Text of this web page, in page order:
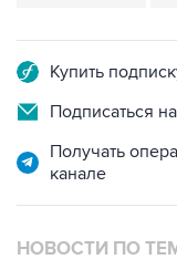
Купить
Подписаться
Получать
канале
НОВОСТИ ПО